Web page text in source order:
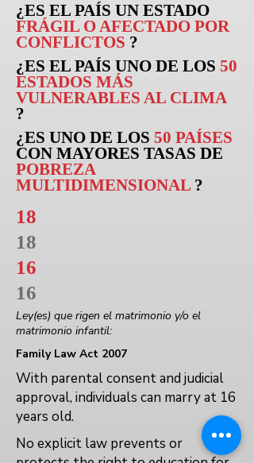
¿ES EL PAÍS UN ESTADO
FRÁGIL O AFECTADO POR
CONFLICTOS ?
¿ES EL PAÍS UNO DE LOS 50
ESTADOS MÁS
VULNERABLES AL CLIMA
?
¿ES UNO DE LOS 50 PAÍSES
CON MAYORES TASAS DE
POBREZA
MULTIDIMENSIONAL ?
18
18
16
16
Ley(es) que rigen el matrimonio y/o el
matrimonio infantil:
Family Law Act 2007
With parental consent and judicial
approval, individuals can marry at 16
years old.
No explicit law prevents or